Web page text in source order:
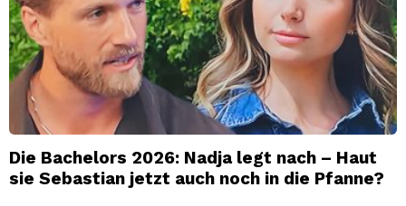
Die Bachelors 2026: Nadja legt nach – Haut
sie Sebastian jetzt auch noch in die Pfanne?